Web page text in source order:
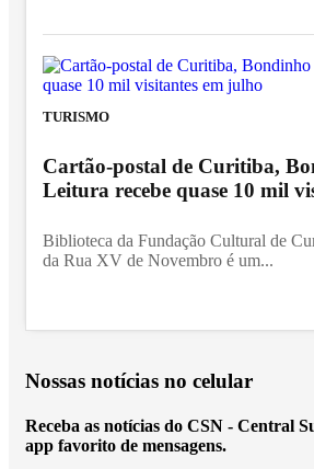
TURISMO
Cartão-postal de Curitiba,
Leitura recebe quase 10 mil
Biblioteca da Fundação Cultural de
da Rua XV de Novembro é um...
Nossas notícias no celular
Receba as notícias do CSN - Central
app favorito de mensagens.